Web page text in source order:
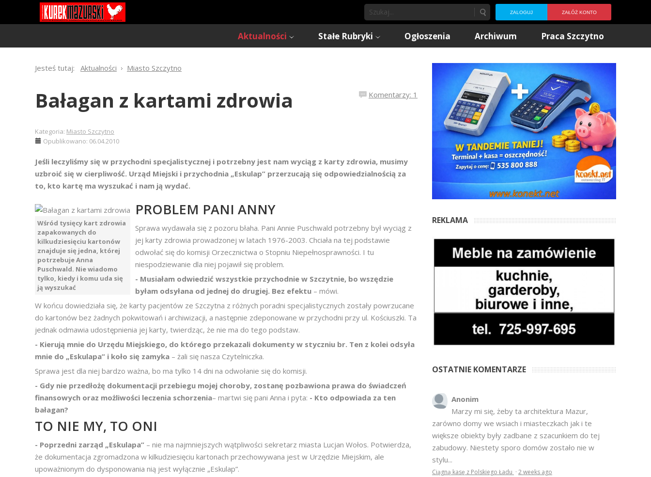
ZALOGUJ ZAŁÓŻ KONTO
Aktualności Stałe Rubryki Ogłoszenia Archiwum Praca Szczytno
Jesteś tutaj: Aktualności Miasto Szczytno
Komentarzy: 1
Bałagan z kartami zdrowia
Kategoria: Miasto Szczytno
Opublikowano: 06.04.2010
Jeśli leczyliśmy się w przychodni specjalistycznej i potrzebny jest nam wyciąg z karty zdrowia, musimy
uzbroić się w cierpliwość. Urząd Miejski i przychodnia „Eskulap” przerzucają się odpowiedzialnością za
to, kto kartę ma wyszukać i nam ją wydać.
Wśród tysięcy kart zdrowia
zapakowanych do
kilkudziesięciu kartonów
znajduje się jedna, której
potrzebuje Anna
Puschwald. Nie wiadomo
tylko, kiedy i komu uda się
ją wyszukać
PROBLEM PANI ANNY
Sprawa wydawała się z pozoru błaha. Pani Annie Puschwald potrzebny był wyciąg z
jej karty zdrowia prowadzonej w latach 1976-2003. Chciała na tej podstawie
odwołać się do komisji Orzecznictwa o Stopniu Niepełnosprawności. I tu
niespodziewanie dla niej pojawił się problem.
- Musiałam odwiedzić wszystkie przychodnie w Szczytnie, bo wszędzie
byłam odsyłana od jednej do drugiej. Bez efektu – mówi.
W końcu dowiedziała się, że karty pacjentów ze Szczytna z różnych poradni specjalistycznych zostały powrzucane
do kartonów bez żadnych pokwitowań i archiwizacji, a następnie zdeponowane w przychodni przy ul. Kościuszki. Ta
jednak odmawia udostępnienia jej karty, twierdząc, że nie ma do tego podstaw.
- Kierują mnie do Urzędu Miejskiego, do którego przekazali dokumenty w styczniu br. Ten z kolei odsyła
mnie do „Eskulapa” i koło się zamyka – żali się nasza Czytelniczka.
Sprawa jest dla niej bardzo ważna, bo ma tylko 14 dni na odwołanie się do komisji.
- Gdy nie przedłożę dokumentacji przebiegu mojej choroby, zostanę pozbawiona prawa do świadczeń
finansowych oraz możliwości leczenia schorzenia– martwi się pani Anna i pyta: - Kto odpowiada za ten
bałagan?
TO NIE MY, TO ONI
- Poprzedni zarząd „Eskulapa” – nie ma najmniejszych wątpliwości sekretarz miasta Lucjan Wołos. Potwierdza,
że dokumentacja zgromadzona w kilkudziesięciu kartonach przechowywana jest w Urzędzie Miejskim, ale
upoważnionym do dysponowania nią jest wyłącznie „Eskulap”.
REKLAMA
OSTATNIE KOMENTARZE
Anonim
Marzy mi się, żeby ta architektura Mazur,
zarówno domy we wsiach i miasteczkach jak i te
większe obiekty były zadbane z szacunkiem do tej
zabudowy. Niestety sporo domów zostało nie w
stylu...
Ciągną kasę z Polskiego Ładu · 2 weeks ago